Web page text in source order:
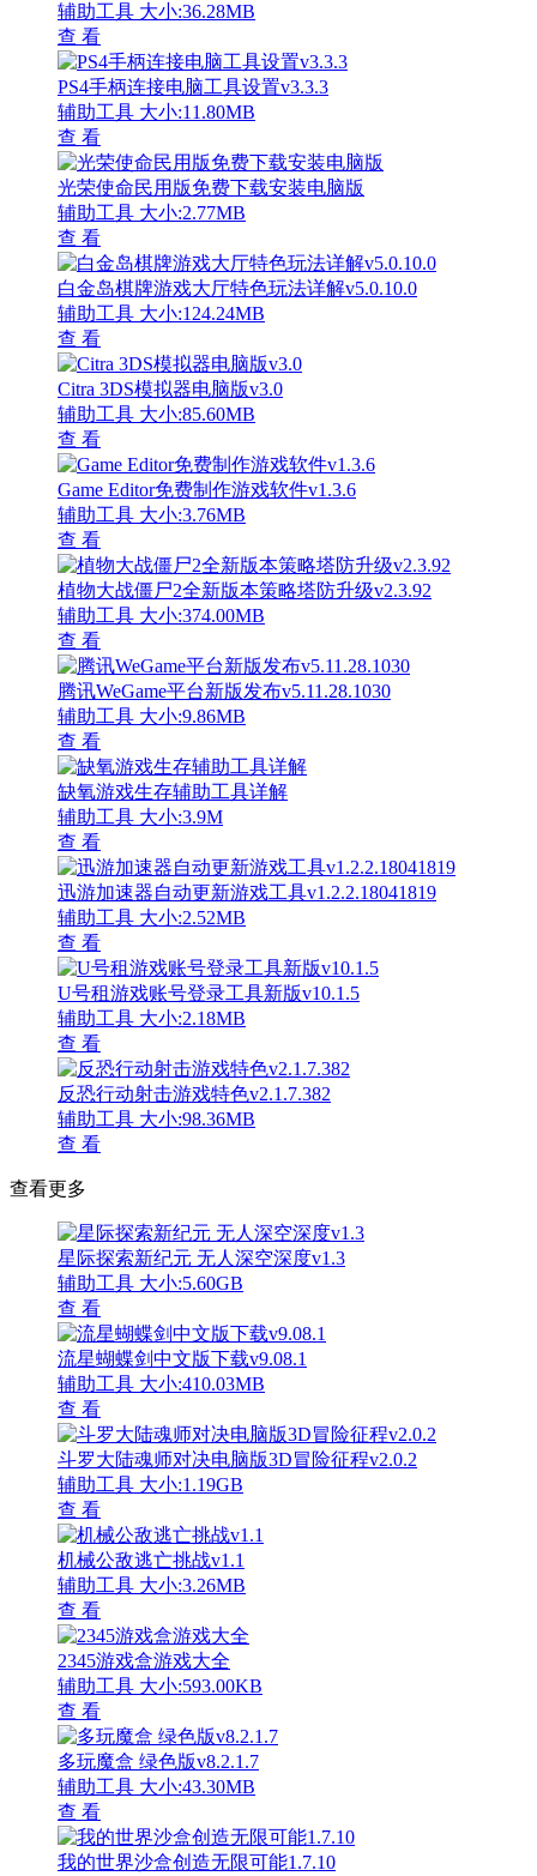
辅助工具 大小:36.28MB
查 看
PS4手柄连接电脑工具设置v3.3.3
辅助工具 大小:11.80MB
查 看
光荣使命民用版免费下载安装电脑版
辅助工具 大小:2.77MB
查 看
白金岛棋牌游戏大厅特色玩法详解v5.0.10.0
辅助工具 大小:124.24MB
查 看
Citra 3DS模拟器电脑版v3.0
辅助工具 大小:85.60MB
查 看
Game Editor免费制作游戏软件v1.3.6
辅助工具 大小:3.76MB
查 看
植物大战僵尸2全新版本策略塔防升级v2.3.92
辅助工具 大小:374.00MB
查 看
腾讯WeGame平台新版发布v5.11.28.1030
辅助工具 大小:9.86MB
查 看
缺氧游戏生存辅助工具详解
辅助工具 大小:3.9M
查 看
迅游加速器自动更新游戏工具v1.2.2.18041819
辅助工具 大小:2.52MB
查 看
U号租游戏账号登录工具新版v10.1.5
辅助工具 大小:2.18MB
查 看
反恐行动射击游戏特色v2.1.7.382
辅助工具 大小:98.36MB
查 看
查看更多
星际探索新纪元 无人深空深度v1.3
辅助工具 大小:5.60GB
查 看
流星蝴蝶剑中文版下载v9.08.1
辅助工具 大小:410.03MB
查 看
斗罗大陆魂师对决电脑版3D冒险征程v2.0.2
辅助工具 大小:1.19GB
查 看
机械公敌逃亡挑战v1.1
辅助工具 大小:3.26MB
查 看
2345游戏盒游戏大全
辅助工具 大小:593.00KB
查 看
多玩魔盒 绿色版v8.2.1.7
辅助工具 大小:43.30MB
查 看
我的世界沙盒创造无限可能1.7.10